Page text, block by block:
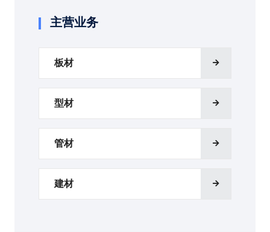
主营业务
板材
型材
管材
建材